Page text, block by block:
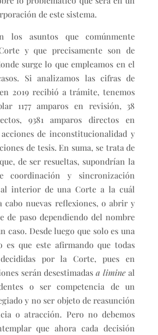
de este sistema.
los asuntos que comúnmente
y que precisamente son de
surge lo que empleamos en el
Si analizamos las cifras de
2019 recibió a trámite, tenemos
1177 amparos en revisión, 38
9381 amparos directos en
acciones de inconstitucionalidad y
de tesis. En suma, se trata de
que, de ser resueltas, supondrían la
coordinación y sincronización
interior de una Corte a la cuál
cabo nuevas reflexiones, o abrir y
de paso dependiendo del nombre
caso. Desde luego que solo es una
es que este afirmando que todas
por la Corte, pues en
serán desestimadasa limine al
o ser competencia de un
y no ser objeto de reasunción
o atracción. Pero no debemos
que ahora cada decisión